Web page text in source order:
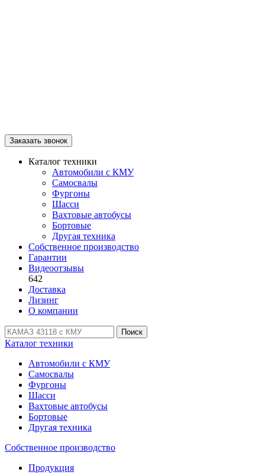
Заказать звонок
Каталог техники
Автомобили с КМУ
Самосвалы
Фургоны
Шасси
Вахтовые автобусы
Бортовые
Другая техника
Собственное производство
Гарантии
Видеоотзывы
642
Доставка
Лизинг
О компании
Поиск
Каталог техники
Автомобили с КМУ
Самосвалы
Фургоны
Шасси
Вахтовые автобусы
Бортовые
Другая техника
Собственное производство
Продукция